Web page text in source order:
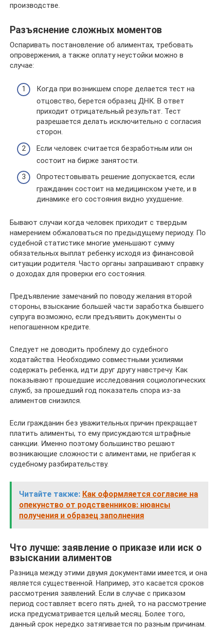
производстве.
Разъяснение сложных моментов
Оспаривать постановление об алиментах, требовать
опровержения, а также оплату неустойки можно в
случае:
Когда при возникшем споре делается тест на
отцовство, берется образец ДНК. В ответ
приходит отрицательный результат. Тест
разрешается делать исключительно с согласия
сторон.
Если человек считается безработным или он
состоит на бирже занятости.
Опротестовывать решение допускается, если
гражданин состоит на медицинском учете, и в
динамике его состояния видно ухудшение.
Бывают случаи когда человек приходит с твердым
намерением обжаловаться по предыдущему периоду. По
судебной статистике многие уменьшают сумму
обязательных выплат ребенку исходя из финансовой
ситуации родителя. Часто органы запрашивают справку
о доходах для проверки его состояния.
Предъявление замечаний по поводу желания второй
стороны, взыскание большей части заработка бывшего
супруга возможно, если предъявить документы о
непогашенном кредите.
Следует не доводить проблему до судебного
ходатайства. Необходимо совместными усилиями
содержать ребенка, идти друг другу навстречу. Как
показывают прошедшие исследования социологических
служб, за прошедший год показатель спора из-за
алиментов снизился.
Если гражданин без уважительных причин прекращает
платить алименты, то ему присуждаются штрафные
санкции. Именно поэтому большинство решают
возникающие сложности с алиментами, не прибегая к
судебному разбирательству.
Читайте также: Как оформляется согласие на
опекунство от родственников: нюансы
получения и образец заполнения
Что лучше: заявление о приказе или иск о
взыскании алиментов
Разница между этими двумя документами имеется, и она
является существенной. Например, это касается сроков
рассмотрения заявлений. Если в случае с приказом
период составляет всего пять дней, то на рассмотрение
иска предусматривается целый месяц. Более того,
данный срок нередко затягивается по разным причинам.